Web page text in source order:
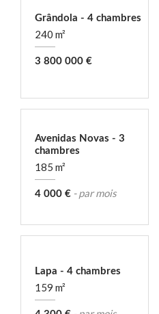
Grândola - 4 chambres
240 m²
3 800 000 €
Avenidas Novas - 3
chambres
185 m²
4 000 €- par mois
Lapa - 4 chambres
159 m²